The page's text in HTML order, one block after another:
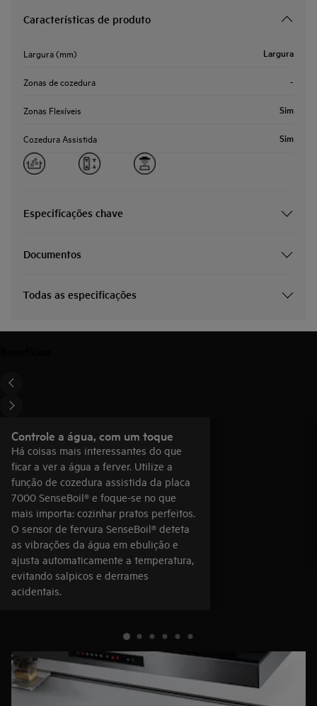
Características de produto
Largura (mm) Largura
Zonas de cozedura -
Zonas Flexíveis Sim
Cozedura Assistida Sim
Especificações chave
Documentos
Todas as especificações
Controle a água, com um toque
Há coisas mais interessantes do que
ficar a ver a água a ferver. Utilize a
função de cozedura assistida da placa
7000 SenseBoil® e foque-se no que
mais importa: cozinhar pratos perfeitos.
O sensor de fervura SenseBoil® deteta
as vibrações da água em ebulição e
ajusta automaticamente a temperatura,
evitando salpicos e derrames
acidentais.